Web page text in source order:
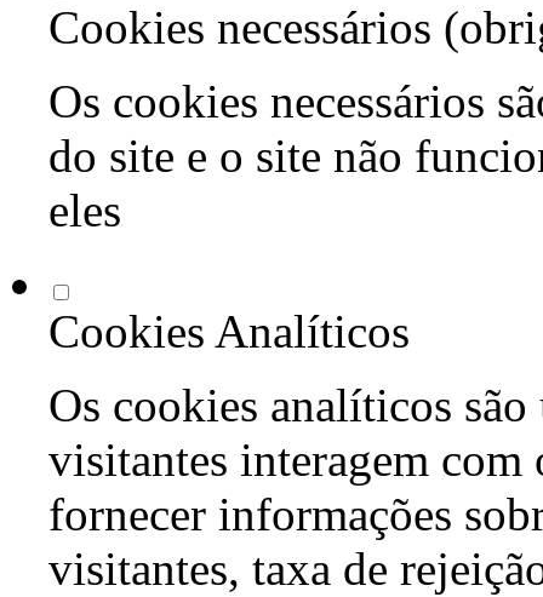
Cookies necessários
Os cookies necessários
do site e o site não
eles
Cookies Analíticos
Os cookies analíticos são
visitantes interagem com
fornecer informações
visitantes, taxa de